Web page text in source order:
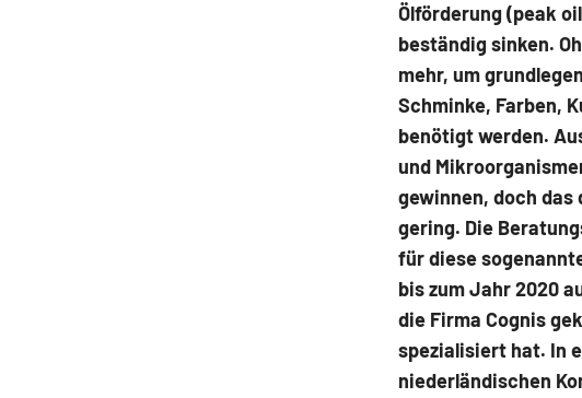
Ölförderung (peak
beständig sinken.
mehr, um
Schminke, Farben,
benötigt werden.
und
gewinnen, doch
gering. Die
für diese
bis zum Jahr 2020
die Firma Cognis
spezialisiert hat. In
niederländischen